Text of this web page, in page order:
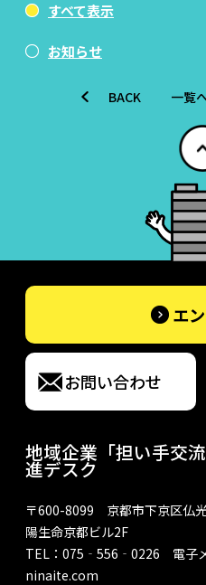
すべて表示
お知らせ
BACK 一覧
地域企業「担い手交
進デスク
〒600-8099 京都市下京区仏
陽生命京都ビル2F
TEL：075‐556‐0226 電子メ
ninaite.com
エ
お問い合わせ